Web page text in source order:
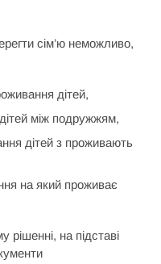
сім’ю неможливо,
дітей,
між подружжям,
дітей з проживають
на який проживає
на підставі